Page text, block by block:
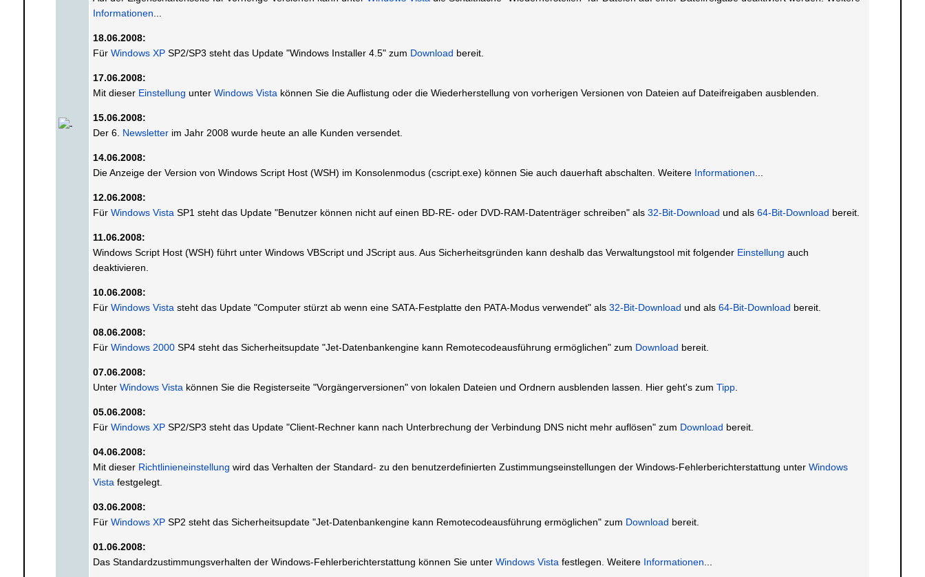
Informationen
18.06.2008:
Für Windows XPSP2/SP3 steht das Update "Windows Installer 4.5" zum Download bereit.
17.06.2008:
Mit dieser Einstellung unter Windows Vista können Sie die Auflistung oder die Wiederherstellung von vorherigen Versionen von Dateien auf Dateifreigaben ausblenden.
15.06.2008:
Der 6. Newsletterim Jahr 2008 wurde heute an alle Kunden versendet.
14.06.2008:
Die Anzeige der Version von Windows Script Host (WSH) im Konsolenmodus (cscript.exe) können Sie auch dauerhaft abschalten. Weitere Informationen
12.06.2008:
Für Windows Vista SP1 steht das Update "Benutzer können nicht auf einen BD-RE- oder DVD-RAM-Datenträger schreiben" als 32-Bit-Download und als 64-Bit-Download bereit.
11.06.2008:
Windows Script Host (WSH) führt unter Windows VBScript und JScript aus. Aus Sicherheitsgründen kann deshalb das Verwaltungstool mit folgender Einstellung auch
deaktivieren.
10.06.2008:
Für Windows Vista steht das Update "Computer stürzt ab wenn eine SATA-Festplatte den PATA-Modus verwendet" als 32-Bit-Download und als 64-Bit-Download bereit.
08.06.2008:
Für Windows 2000SP4 steht das Sicherheitsupdate "Jet-Datenbankengine kann Remotecodeausführung ermöglichen" zum Download bereit.
07.06.2008:
Unter Windows Vista können Sie die Registerseite "Vorgängerversionen" von lokalen Dateien und Ordnern ausblenden lassen. Hier geht's zum Tipp.
05.06.2008:
Für Windows XPSP2/SP3 steht das Update "Client-Rechner kann nach Unterbrechung der Verbindung DNS nicht mehr auflösen" zum Download bereit.
04.06.2008:
Mit dieser Richtlinieneinstellung wird das Verhalten der Standard- zu den benutzerdefinierten Zustimmungseinstellungen der Windows-Fehlerberichterstattung unter Windows
Vista festgelegt.
03.06.2008:
Für Windows XPSP2 steht das Sicherheitsupdate "Jet-Datenbankengine kann Remotecodeausführung ermöglichen" zum Download bereit.
01.06.2008:
Das Standardzustimmungsverhalten der Windows-Fehlerberichterstattung können Sie unter Windows Vista festlegen. Weitere Informationen